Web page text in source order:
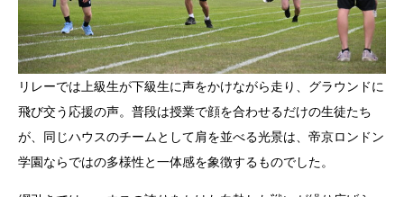
リレーでは上級生が下級生に声をかけながら走り、グラウンドに
飛び交う応援の声。普段は授業で顔を合わせるだけの生徒たち
が、同じハウスのチームとして肩を並べる光景は、帝京ロンドン
学園ならではの多様性と一体感を象徴するものでした。